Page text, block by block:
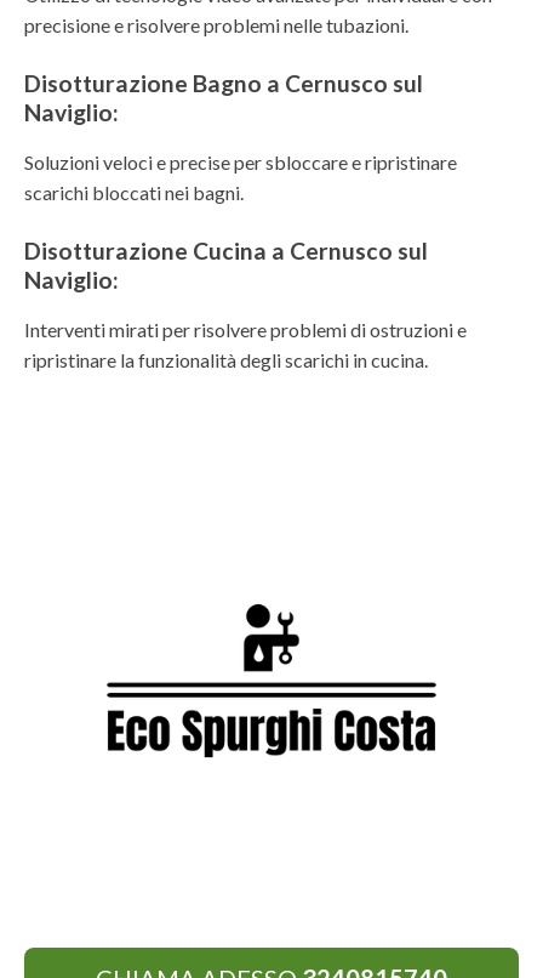
precisione e risolvere problemi nelle tubazioni.
Disotturazione Bagno a Cernusco sul
Naviglio:
Soluzioni veloci e precise per sbloccare e ripristinare
scarichi bloccati nei bagni.
Disotturazione Cucina a Cernusco sul
Naviglio:
Interventi mirati per risolvere problemi di ostruzioni e
ripristinare la funzionalità degli scarichi in cucina.